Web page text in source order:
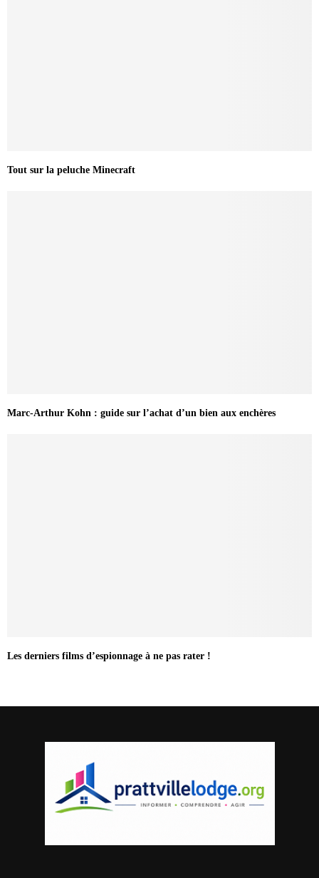
Tout sur la peluche Minecraft
Marc-Arthur Kohn : guide sur l’achat d’un bien aux enchères
Les derniers films d’espionnage à ne pas rater !